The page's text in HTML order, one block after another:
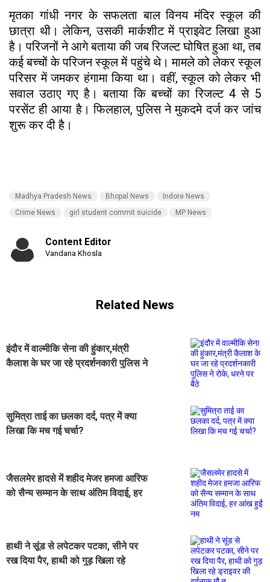
मृतका गांधी नगर के सफलता बाल विनय मंदिर स्कूल की
छात्रा थी। लेकिन, उसकी मार्कशीट में प्राइवेट लिखा हुआ
है। परिजनों ने आगे बताया की जब रिजल्ट घोषित हुआ था, तब
कई बच्चों के परिजन स्कूल में पहुंचे थे। मामले को लेकर स्कूल
परिसर में जमकर हंगामा किया था। वहीं, स्कूल को लेकर भी
सवाल उठाए गए है। बताया कि बच्चों का रिजल्ट 4 से 5
परसेंट ही आया है। फिलहाल, पुलिस ने मुकदमे दर्ज कर जांच
शुरू कर दी है।
Madhya Pradesh News Bhopal News
Indore News
Crime News
girl student commit suicide MP News
Content Editor
Vandana Khosla
Related News
इंदौर में वाल्मीकि सेना की हुंकार,मंत्री
कैलाश के घर जा रहे प्रदर्शनकारी पुलिस ने
सुमित्रा ताई का छलका दर्द, पत्र में क्या
लिखा कि मच गई चर्चा?
जैसलमेर हादसे में शहीद मेजर हमजा आरिफ
को सैन्य सम्मान के साथ अंतिम विदाई, हर
हाथी ने सूंड से लपेटकर पटका, सीने पर
रख दिया पैर, हाथी को गुड़ खिला रहे